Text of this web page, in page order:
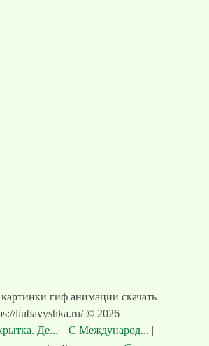
гиф анимации скачать
liubavyshka.ru/ © 2026
Де... | С Международ... |